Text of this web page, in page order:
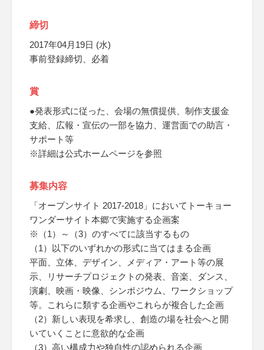
締切
2017年04月19日 (水)
事前登録締切、必着
賞
●発表形式に従った、会場の無償提供、制作支援金
支給、広報・宣伝の一部を協力、運営面での助言・
サポート等
※詳細は公式ホームページを参照
募集内容
「オープンサイト 2017-2018」においてトーキョー
ワンダーサイト本郷で実施する企画案
※（1）～（3）のすべてに該当するもの
（1）以下のいずれかの形式に当てはまる企画
平面、立体、デザイン、メディア・アート等の展
示、リサーチプロジェクトの発表、音楽、ダンス、
演劇、映画・映像、シンポジウム、ワークショップ
等。これらに類する企画やこれらが複合した企画
（2）新しい表現を希求し、創造の場を社会へと開
いていくことに意欲的な企画
（3）高い構成力や独自性の認められる企画